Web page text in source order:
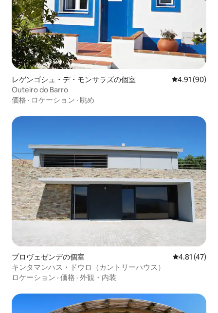
レゲンゴシュ・デ・モンサラズの個室 レビュー90
4.91 (90)
Outeiro do Barro
価格 · ロケーション · 眺め
プロヴェゼンデの個室 レビュー47
4.81 (47)
キンタマンハス・ドウロ（カントリーハウス）
ロケーション · 価格 · 外観・内装